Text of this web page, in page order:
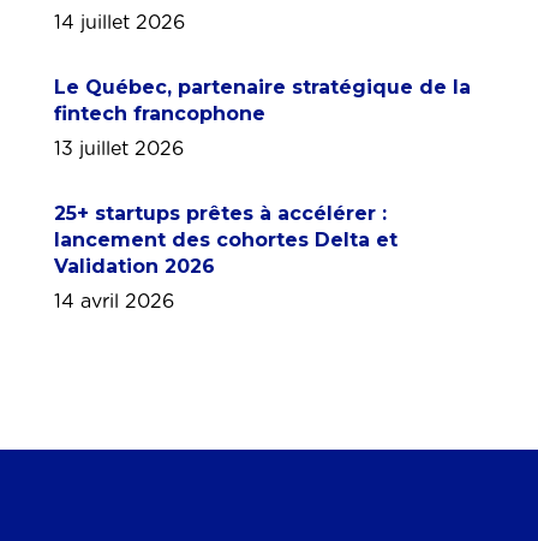
14 juillet 2026
Le Québec, partenaire stratégique de la
fintech francophone
13 juillet 2026
25+ startups prêtes à accélérer :
lancement des cohortes Delta et
Validation 2026
14 avril 2026